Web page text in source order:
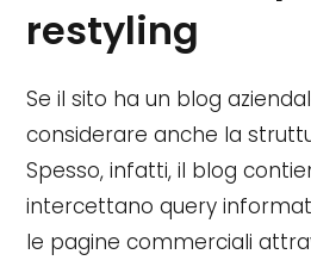
restyling
Se il sito ha un blog
considerare anche la
Spesso, infatti, il blog
intercettano query
le pagine commerciali